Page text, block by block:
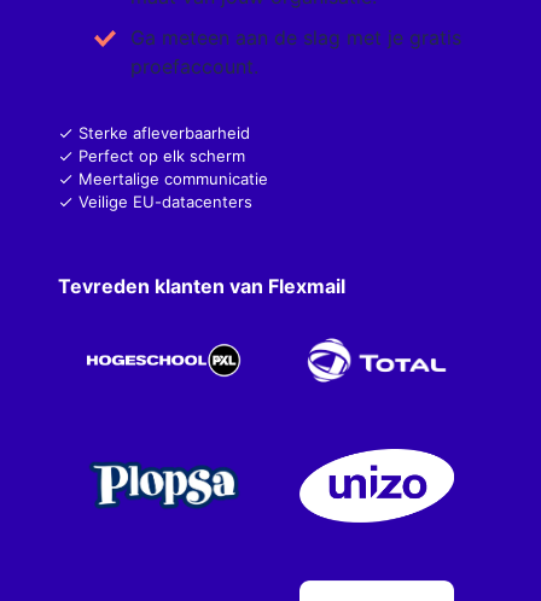
Ga meteen aan de slag met je gratis
proefaccount.
Sterke afleverbaarheid
Perfect op elk scherm
Meertalige communicatie
Veilige EU-datacenters
Tevreden klanten van Flexmail